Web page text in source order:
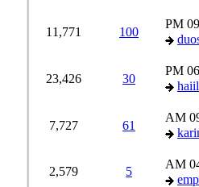
100
11,771
haiil
30
23,426
61
7,727
5
2,579